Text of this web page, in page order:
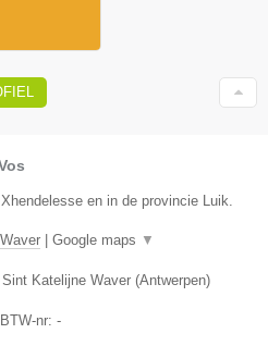
en in de provincie Luik.
Google maps ▼
Sint Katelijne Waver (Antwerpen)
nr: -